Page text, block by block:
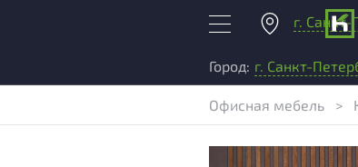
г. Санкт-
Город: г. Санкт-
Офисная мебель >